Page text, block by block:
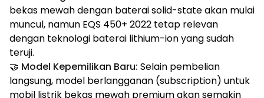
bekas mewah dengan baterai solid-state akan mulai
muncul, namun EQS 450+ 2022 tetap relevan
dengan teknologi baterai lithium-ion yang sudah
teruji.
🤝 Model Kepemilikan Baru: Selain pembelian
langsung, model berlangganan (subscription) untuk
mobil listrik bekas mewah premium akan semakin